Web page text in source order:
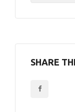
SHARE